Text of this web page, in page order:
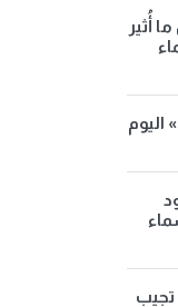
أُثير
اليوم
تجيب